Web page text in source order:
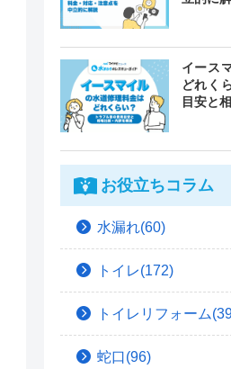
イース
どれく
目安と
お役立ちコラム
水漏れ(60)
トイレ(172)
トイレリフォーム
蛇口(96)